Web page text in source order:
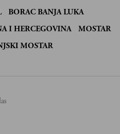
BORAC BANJA LUKA
I HERCEGOVINA
MOSTAR
MOSTAR